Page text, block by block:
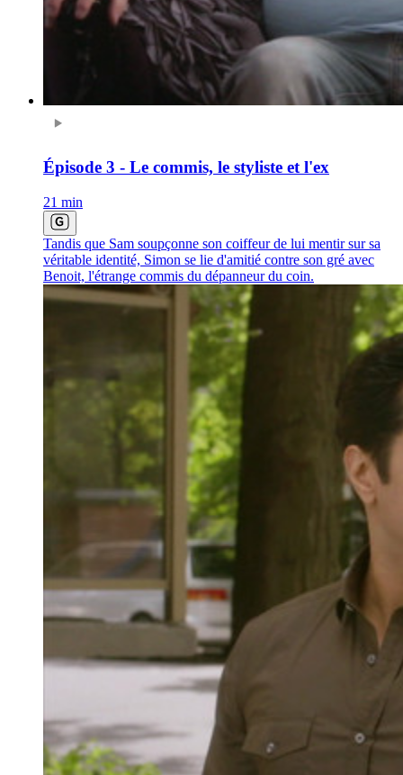
Épisode 3 - Le commis, le styliste et l'ex
21 min
Tandis que Sam soupçonne son coiffeur de lui mentir sur sa
véritable identité, Simon se lie d'amitié contre son gré avec
Benoit, l'étrange commis du dépanneur du coin.